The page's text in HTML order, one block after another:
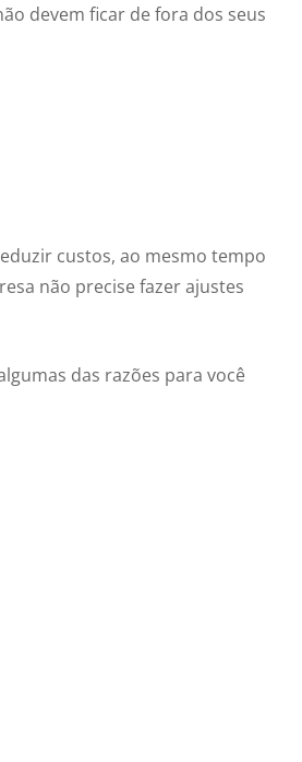
devem ficar de fora dos seus
custos, ao mesmo tempo
não precise fazer ajustes
das razões para você